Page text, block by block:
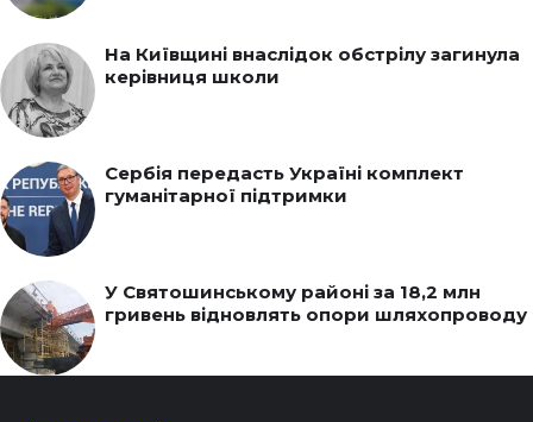
На Київщині внаслідок обстрілу загинула
керівниця школи
Сербія передасть Україні комплект
гуманітарної підтримки
У Святошинському районі за 18,2 млн
гривень відновлять опори шляхопроводу